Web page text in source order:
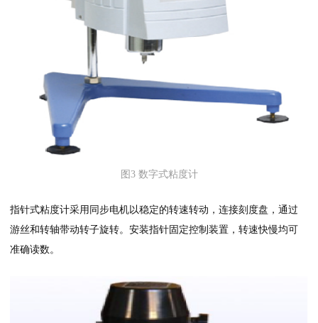
图3 数字式粘度计
指针式粘度计采用同步电机以稳定的转速转动，连接刻度盘，通过
游丝和转轴带动转子旋转。安装指针固定控制装置，转速快慢均可
准确读数。